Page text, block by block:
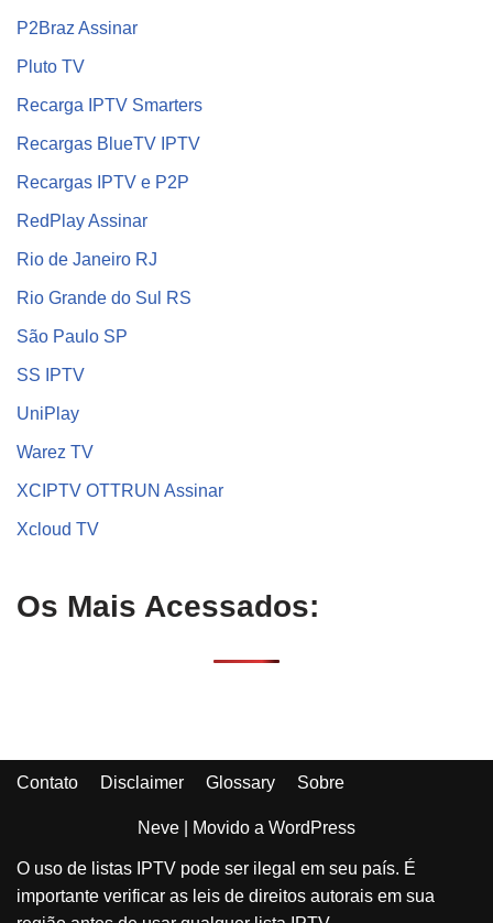
P2Braz Assinar
Pluto TV
Recarga IPTV Smarters
Recargas BlueTV IPTV
Recargas IPTV e P2P
RedPlay Assinar
Rio de Janeiro RJ
Rio Grande do Sul RS
São Paulo SP
SS IPTV
UniPlay
Warez TV
XCIPTV OTTRUN Assinar
Xcloud TV
Os Mais Acessados:
Contato Disclaimer Glossary Sobre
Neve | Movido a WordPress
O uso de listas IPTV pode ser ilegal em seu país. É
importante verificar as leis de direitos autorais em sua